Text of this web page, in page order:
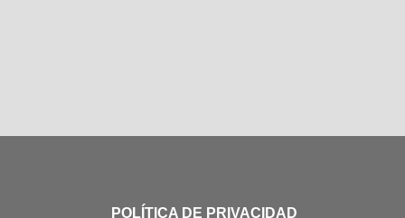
POLÍTICA DE PRIVACIDAD